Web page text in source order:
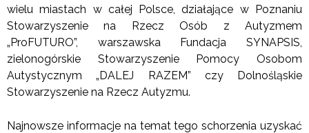
wielu miastach w całej Polsce, działające w Poznaniu
Stowarzyszenie na Rzecz Osób z Autyzmem
„ProFUTURO”, warszawska Fundacja SYNAPSIS,
zielonogórskie Stowarzyszenie Pomocy Osobom
Autystycznym „DALEJ RAZEM” czy Dolnośląskie
Stowarzyszenie na Rzecz Autyzmu.
Najnowsze informacje na temat tego schorzenia uzyskać